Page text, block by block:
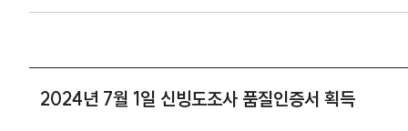
2024년 7월 1일 신빙도조사 품질인증서 획득